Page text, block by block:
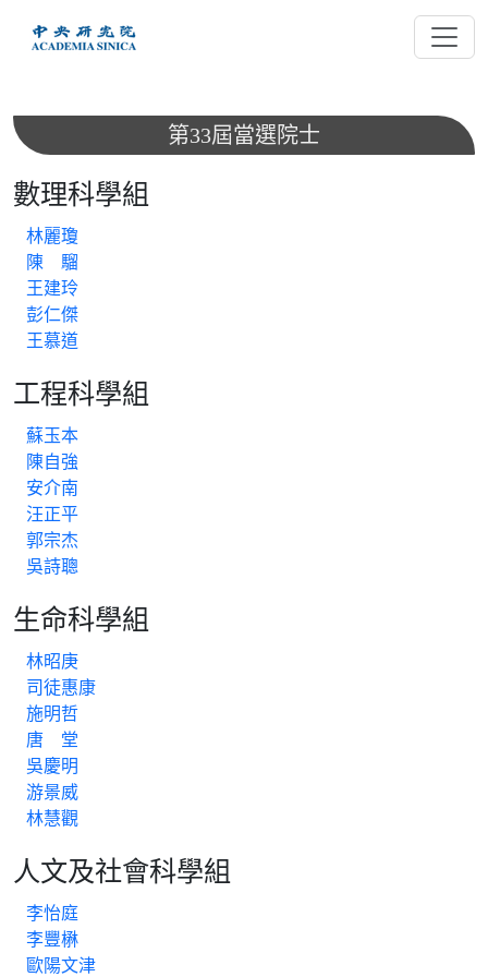
內
第33屆當選院士
數理科學組
林麗瓊
陳 騮
王建玲
彭仁傑
王慕道
工程科學組
蘇玉本
陳自強
安介南
汪正平
郭宗杰
吳詩聰
生命科學組
林昭庚
司徒惠康
施明哲
唐 堂
吳慶明
游景威
林慧觀
人文及社會科學組
李怡庭
李豐楙
歐陽文津